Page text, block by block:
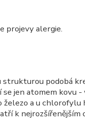
projevy alergie.
podobá
jen atomem kovu -
železo a u chlorofylu
k nejrozšířenějším